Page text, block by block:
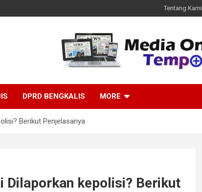
Tentang Kami
DPRD BENGKALIS MORE
Berikut Penjelasanya
Dilaporkan kepolisi? Berikut